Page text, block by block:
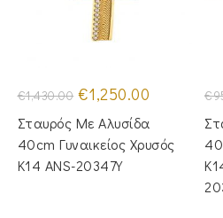
€1,430.00 Original
price
was:
€1,430.00.
€1,250.00
είναι:
€1,250.00.
Σταυρός Mε Aλυσίδα
40cm Γυναικείος Χρυσός
Κ14 ANS-20347Y
€